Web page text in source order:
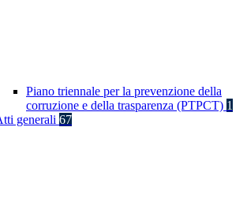
Piano triennale per la prevenzione della
corruzione e della trasparenza (PTPCT) 1
generali 67